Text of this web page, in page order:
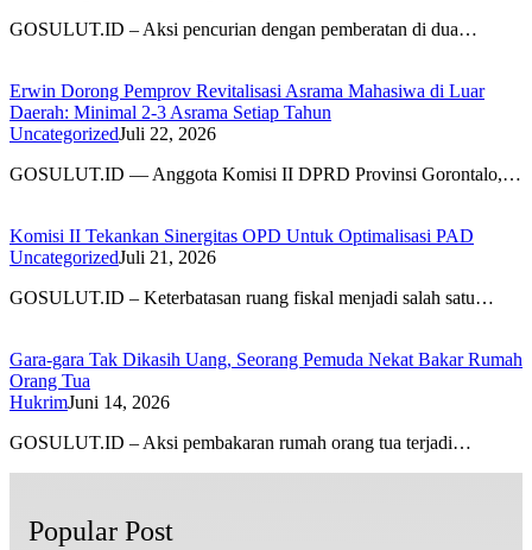
GOSULUT.ID – Aksi pencurian dengan pemberatan di dua…
Erwin Dorong Pemprov Revitalisasi Asrama Mahasiwa di Luar
Daerah: Minimal 2-3 Asrama Setiap Tahun
UncategorizedJuli 22, 2026
GOSULUT.ID — Anggota Komisi II DPRD Provinsi Gorontalo,…
Komisi II Tekankan Sinergitas OPD Untuk Optimalisasi PAD
UncategorizedJuli 21, 2026
GOSULUT.ID – Keterbatasan ruang fiskal menjadi salah satu…
Gara-gara Tak Dikasih Uang, Seorang Pemuda Nekat Bakar Rumah
Orang Tua
HukrimJuni 14, 2026
GOSULUT.ID – Aksi pembakaran rumah orang tua terjadi…
Popular Post